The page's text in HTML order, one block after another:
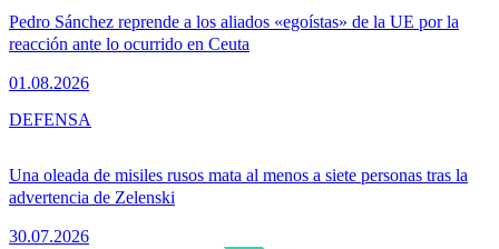
Pedro Sánchez reprende a los aliados «egoístas» de la UE por la
reacción ante lo ocurrido en Ceuta
01.08.2026
Una oleada de misiles rusos mata al menos a siete personas tras la
advertencia de Zelenski
30.07.2026
DEFENSA